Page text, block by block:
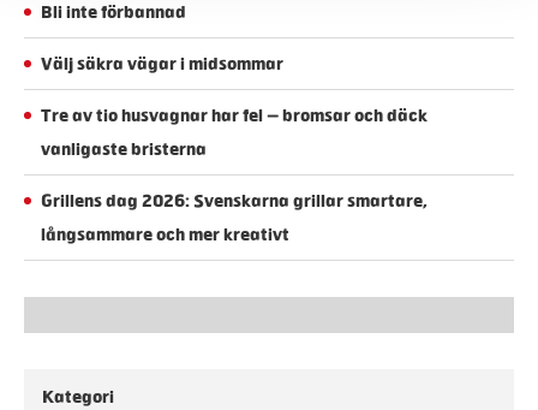
Bli inte förbannad
Välj säkra vägar i midsommar
Tre av tio husvagnar har fel – bromsar och däck
vanligaste bristerna
Grillens dag 2026: Svenskarna grillar smartare,
långsammare och mer kreativt
Kategori